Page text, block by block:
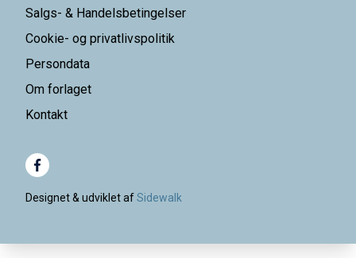
Salgs- & Handelsbetingelser
Cookie- og privatlivspolitik
Persondata
Om forlaget
Kontakt
Designet & udviklet afSidewalk